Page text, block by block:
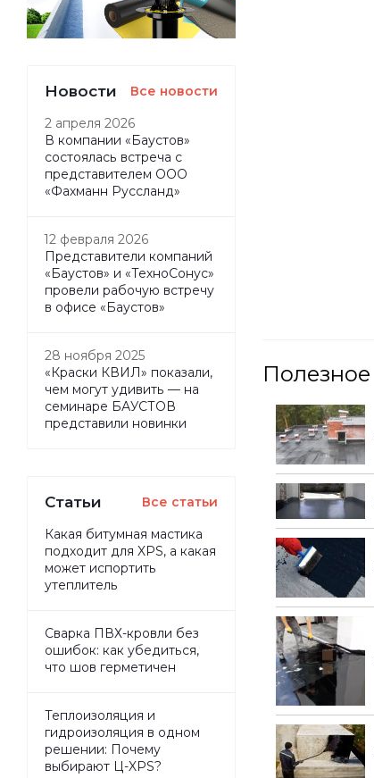
Полезное
Новости Все новости
2 апреля 2026
В компании «Баустов»
состоялась встреча с
представителем ООО
«Фахманн Руссланд»
12 февраля 2026
Представители компаний
«Баустов» и «ТехноСонус»
провели рабочую встречу
в офисе «Баустов»
28 ноября 2025
«Краски КВИЛ» показали,
чем могут удивить — на
семинаре БАУСТОВ
представили новинки
Статьи Все статьи
Какая битумная мастика
подходит для XPS, а какая
может испортить
утеплитель
Сварка ПВХ-кровли без
ошибок: как убедиться,
что шов герметичен
Теплоизоляция и
гидроизоляция в одном
решении: Почему
выбирают Ц-XPS?